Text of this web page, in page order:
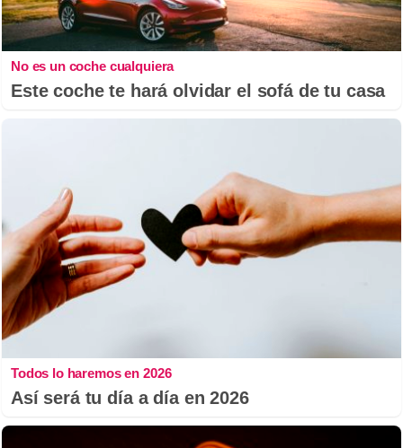
No es un coche cualquiera
Este coche te hará olvidar el sofá de tu casa
Todos lo haremos en 2026
Así será tu día a día en 2026